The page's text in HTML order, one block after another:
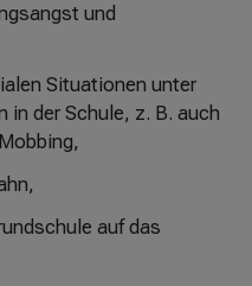
und
Situationen unter
in der Schule, z. B. auch
auf das